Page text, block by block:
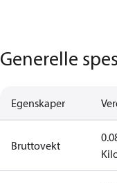
Generelle
Egenskaper
Bruttovekt